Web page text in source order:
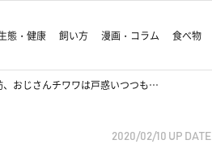
態・健康 飼い方 漫画・コラム 食べ物
おじさんチワワは戸惑いつつも…
2020/02/10 UP DATE